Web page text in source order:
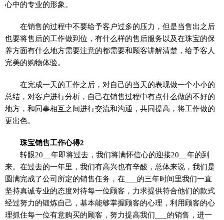
心中的专业的形象。
在销售的过程中不要给予客户过多的压力，但是当售出之后
也要将售后的工作做到位，有什么样的售后服务以及在珠宝的保
养方面有什么地方需要注意的都需要和顾客讲解清楚，给予客人
完美的购物体验。
在完成一天的工作之后，对自己的当天的表现做一个小小的
总结，对客户进行分析，自己在销售过程中有点什么做的不好的
地方，和同事相互之间进行交流和沟通，共同提高，将工作做的
更出色。
珠宝销售工作心得2
转眼20__年即将过去，我们将满怀信心的迎接20__年的到
来。在过去的一年里，我们有高兴也有辛酸，总体来说，我们是
圆满完成了公司所定的销售任务，在___的三年时间里我们一直
坚持真诚专业的态度对待每一位顾客，力求提供符合他们的款式
经过努力的锻炼自己，基本能够掌握顾客的心理，利用顾客的心
理抓住每一位有意购买的顾客，努力提高我们___的销售，进一